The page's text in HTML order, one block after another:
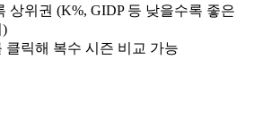
상위권 (K%, GIDP 등 낮을수록 좋은
)
클릭해 복수 시즌 비교 가능